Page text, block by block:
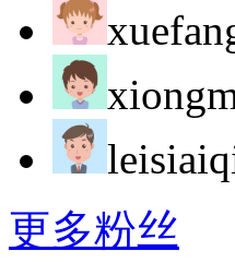
更多粉丝